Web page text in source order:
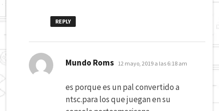
REPLY
Mundo Roms dice:
12 mayo, 2019 a las 6:18 am
es porque es un pal convertido a
ntsc.para los que juegan en su